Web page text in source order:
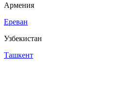
Армения
Ереван
Узбекистан
Ташкент